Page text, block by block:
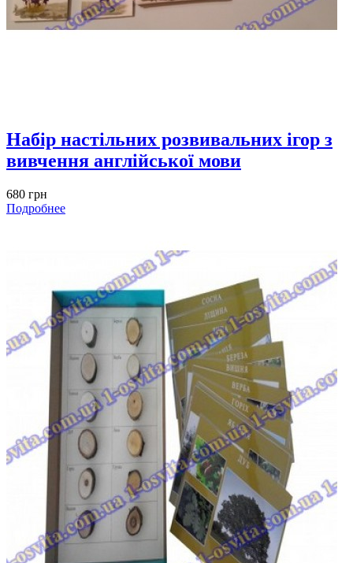
Набір настільних розвивальних ігор з
вивчення англійської мови
680 грн
Подробнее